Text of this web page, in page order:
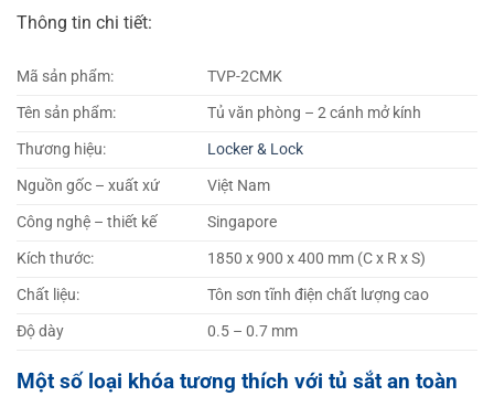
Thông tin chi tiết:
Mã sản phẩm:
TVP-2CMK
Tên sản phẩm:
Tủ văn phòng – 2 cánh mở kính
Thương hiệu:
Locker & Lock
Nguồn gốc – xuất xứ
Việt Nam
Công nghệ – thiết kế
Singapore
Kích thước:
1850 x 900 x 400 mm (C x R x S)
Chất liệu:
Tôn sơn tĩnh điện chất lượng cao
Độ dày
0.5 – 0.7 mm
Một số loại khóa tương thích với tủ sắt an toàn